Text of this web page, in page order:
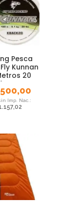
Pesca
Kunnan
20
Libras